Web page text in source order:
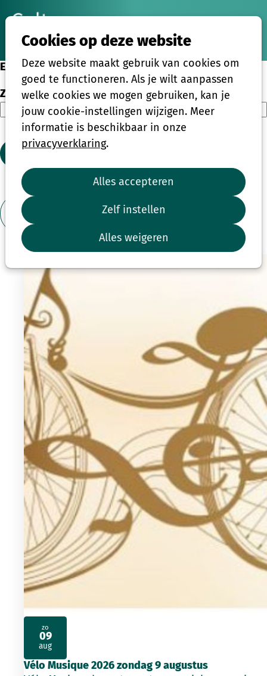
Cookies op deze website
Deze website maakt gebruik van cookies om
goed te functioneren. Als je wilt aanpassen
welke cookies we mogen gebruiken, kan je
jouw cookie-instellingen wijzigen. Meer
informatie is beschikbaar in onze
privacyverklaring.
Alles accepteren
Zelf instellen
Alles weigeren
Eenmalige activiteiten
Zoeken
Zoeken
2 3 4 ...
Vélo Musique 2026 zondag 9 augustus
zo
09
aug
2026